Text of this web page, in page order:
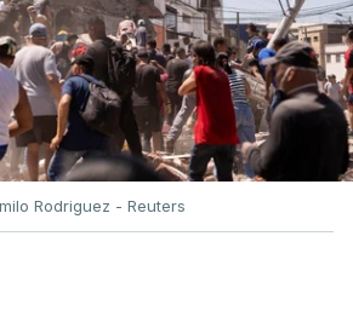
Rodriguez - Reuters